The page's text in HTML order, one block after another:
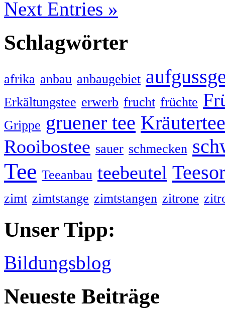
Next Entries »
Schlagwörter
afrika anbau anbaugebiet
Erkältungstee erwerb frucht früchte
Grippe gruener tee Kräutertee
Rooibostee sauer schmecken
Tee Teeanbau teebeutel
zimt zimtstange zimtstangen zitrone
Unser Tipp:
Bildungsblog
Neueste Beiträge